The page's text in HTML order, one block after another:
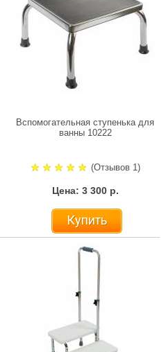
Вспомогательная ступенька для
ванны 10222
(Отзывов 1)
Цена: 3 300 р.
Купить